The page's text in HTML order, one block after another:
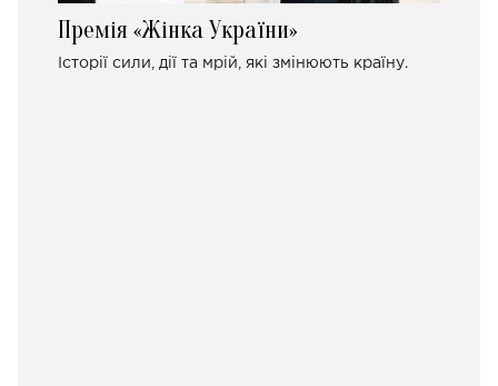
Премія «Жінка України»
Історії сили, дії та мрій, які змінюють країну.